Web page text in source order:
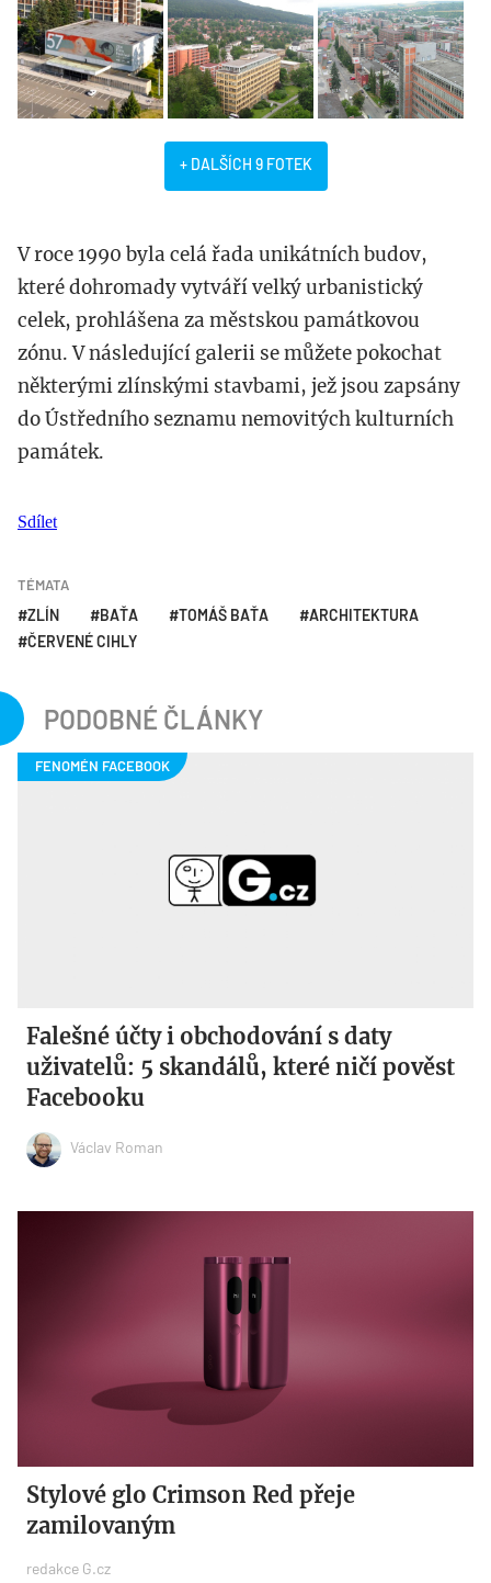
+ DALŠÍCH 9 FOTEK
V roce 1990 byla celá řada unikátních budov,
které dohromady vytváří velký urbanistický
celek, prohlášena za městskou památkovou
zónu. V následující galerii se můžete pokochat
některými zlínskými stavbami, jež jsou zapsány
do Ústředního seznamu nemovitých kulturních
památek.
Sdílet
TÉMATA
ZLÍN BAŤA TOMÁŠ BAŤA
ARCHITEKTURA
ČERVENÉ CIHLY
PODOBNÉ ČLÁNKY
Falešné účty i obchodování s daty
uživatelů: 5 skandálů, které ničí pověst
Facebooku
Václav Roman
Stylové glo Crimson Red přeje
zamilovaným
redakce G.cz